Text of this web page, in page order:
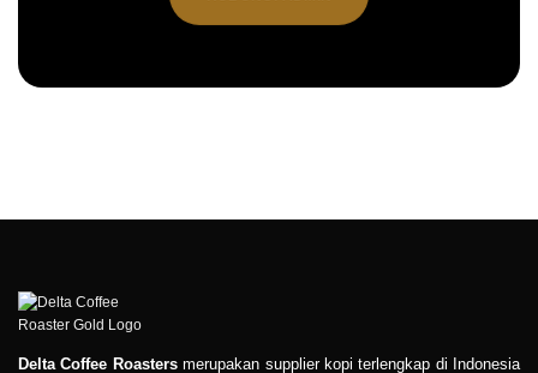
Delta Coffee Roastersmerupakan supplier kopi terlengkap di Indonesia